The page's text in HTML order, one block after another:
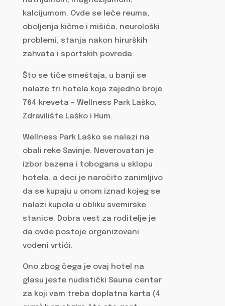
kalcijumom. Ovde se leče reuma,
oboljenja kičme i mišića, neurološki
problemi, stanja nakon hirurških
zahvata i sportskih povreda.
Što se tiče smeštaja, u banji se
nalaze tri hotela koja zajedno broje
764 kreveta – Wellness Park Laško,
Zdravilište Laško i Hum.
Wellness Park Laško se nalazi na
obali reke Savinje. Neverovatan je
izbor bazena i tobogana u sklopu
hotela, a deci je naročito zanimljivo
da se kupaju u onom iznad kojeg se
nalazi kupola u obliku svemirske
stanice. Dobra vest za roditelje je
da ovde postoje organizovani
vodeni vrtići.
Ono zbog čega je ovaj hotel na
glasu jeste nudistički Sauna centar
za koji vam treba doplatna karta (4